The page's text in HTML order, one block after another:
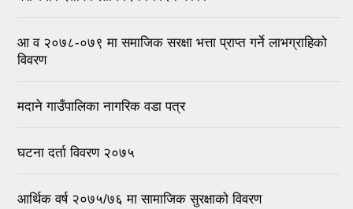
आ व २०७८-०७९ मा समाजिक सरक्षा भत्ता प्राप्त गर्ने लाभग्राहिको
विवरण
मदाने गाउँपालिका नागरिक वडा पत्र
घटना दर्ता विवरण २०७५
आर्थिक वर्ष २०७५/७६ मा सामाजिक सुरक्षाको विवरण